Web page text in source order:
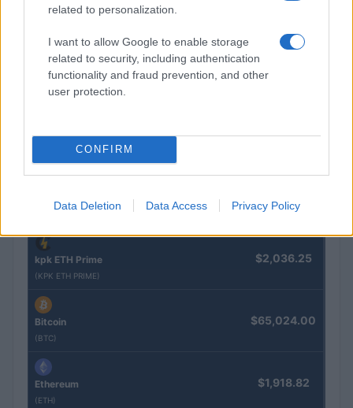
related to personalization.
I want to allow Google to enable storage
related to security, including authentication
functionality and fraud prevention, and other
user protection.
CONFIRM
Data Deletion Data Access Privacy Policy
Epoch Island
Stride Staked Injective
(STINJ)
$16.46
JDB $0.022
kpk ETH Prime
(KPK ETH PRIME)
$2,036.25
Bitcoin
(BTC)
$65,024.00
Ethereum
(ETH)
$1,918.82